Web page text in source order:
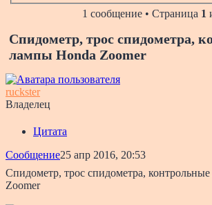
1 сообщение • Страница 1
Спидометр, трос спидометра,
лампы Honda Zoomer
ruckster
Владелец
Цитата
Сообщение25 апр 2016, 20:53
Спидометр, трос спидометра,
Zoomer